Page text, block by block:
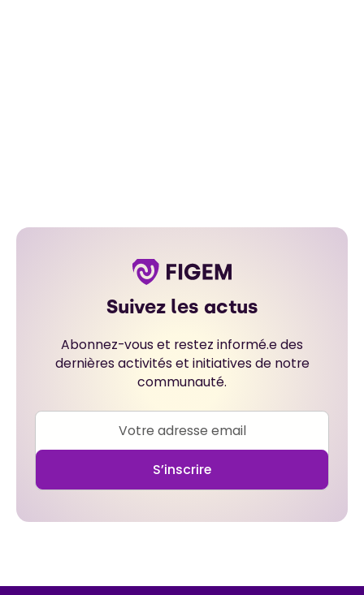
Suivez les actus
Abonnez-vous et restez informé.e des
dernières activités et initiatives de notre
communauté.